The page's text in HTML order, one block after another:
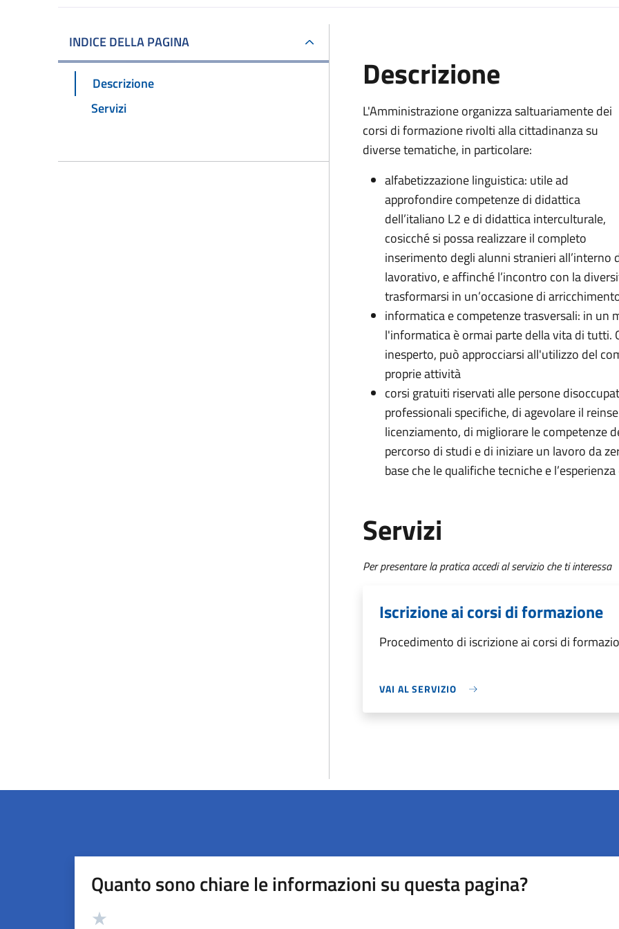
INDICE DELLA PAGINA
Descrizione
Servizi
Descrizione
L'Amministrazione organizza saltuariamente dei
corsi di formazione rivolti alla cittadinanza su
diverse tematiche, in particolare:
alfabetizzazione linguistica: utile ad
approfondire competenze di didattica
dell’italiano L2 e di didattica interculturale,
cosicché si possa realizzare il completo
inserimento degli alunni stranieri
lavorativo, e affinché l’incontro con la
trasformarsi in un’occasione di
informatica e competenze trasversali: in un
l'informatica è ormai parte della vita di tutti.
inesperto, può approcciarsi all'utilizzo del
proprie attività
corsi gratuiti riservati alle persone
professionali specifiche, di agevolare il
licenziamento, di migliorare le competenze
percorso di studi e di iniziare un lavoro da
base che le qualifiche tecniche e
Servizi
Per presentare la pratica accedi al servizio che ti interessa
Iscrizione ai corsi di formazione
Procedimento di iscrizione ai corsi di
VAI AL SERVIZIO
Quanto sono chiare le informazioni su questa pagina?
Valutazione